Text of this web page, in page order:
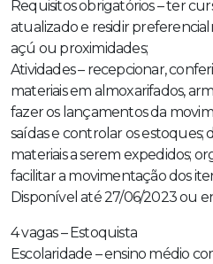
Requisitos obrigatórios – ter
atualizado e residir
açú ou proximidades;
Atividades – recepcionar,
materiais em almoxarifados,
fazer os lançamentos da
saídas e controlar os estoques;
materiais a serem expedidos;
facilitar a movimentação dos
Disponível até 27/06/2023 ou
4 vagas – Estoquista
Escolaridade – ensino médio